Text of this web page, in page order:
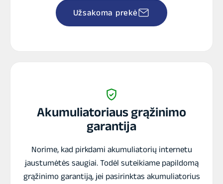
Užsakoma prekė
Akumuliatoriaus grąžinimo
garantija
Norime, kad pirkdami akumuliatorių internetu
jaustumėtės saugiai. Todėl suteikiame papildomą
grąžinimo garantiją, jei pasirinktas akumuliatorius